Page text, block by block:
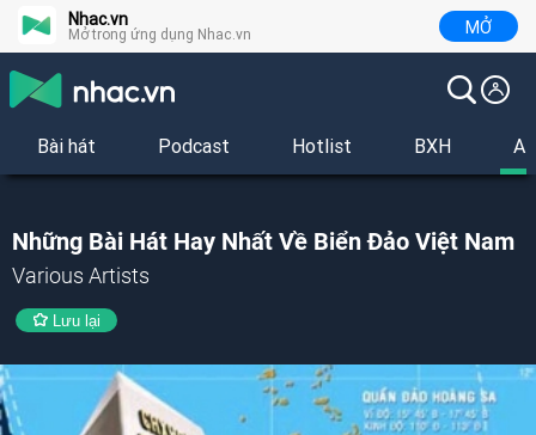
Nhac.vn
Mở trong ứng dụng Nhac.vn MỞ
Bài hát Podcast Hotlist BXH
Những Bài Hát Hay Nhất Về Biển Đảo Việt Nam
Various Artists
Lưu lại